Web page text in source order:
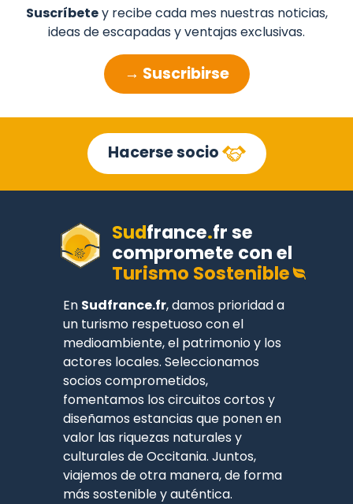
Suscríbetey recibe cada mes nuestras noticias,
ideas de escapadas y ventajas exclusivas.
→ Suscribirse
Hacerse socio
Sudfrance.frse
compromete con el
Turismo Sostenible
En Sudfrance.fr, damos prioridad a
un turismo respetuoso con el
medioambiente, el patrimonio y los
actores locales. Seleccionamos
socios comprometidos,
fomentamos los circuitos cortos y
diseñamos estancias que ponen en
valor las riquezas naturales y
culturales de Occitania. Juntos,
viajemos de otra manera, de forma
más sostenible y auténtica.